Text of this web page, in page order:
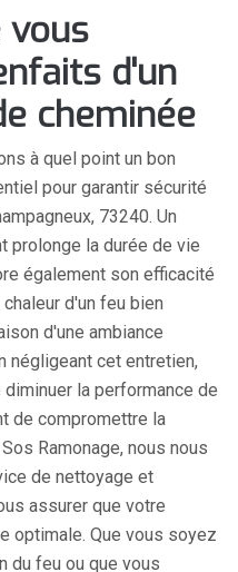
vous
d'un
cheminée
à quel point un bon
pour garantir sécurité
73240. Un
prolonge la durée de vie
également son efficacité
d'un feu bien
d'une ambiance
négligeant cet entretien,
la performance de
de compromettre la
Ramonage, nous nous
de nettoyage et
assurer que votre
optimale. Que vous soyez
du feu ou que vous